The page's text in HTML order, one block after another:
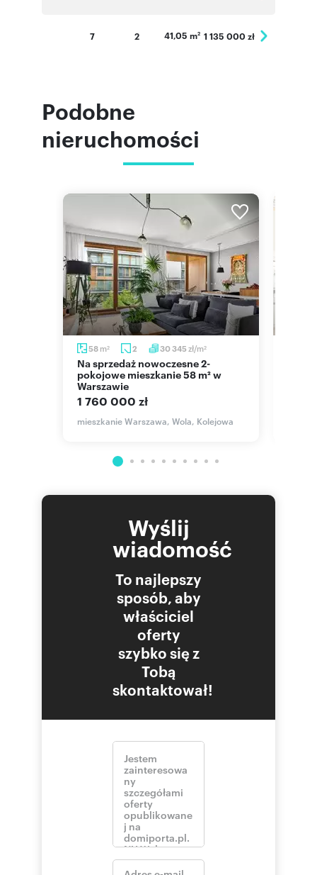
7 2 41,05 m2 1 135 000 zł
Podobne
nieruchomości
58 m2 2 30 345 zł/m2
Na sprzedaż nowoczesne 2-
pokojowe mieszkanie 58 m² w
Warszawie
1 760 000 zł
mieszkanie Warszawa, Wola, Kolejowa
Wyślij
wiadomość
To najlepszy
sposób, aby
właściciel
oferty
szybko się z
Tobą
skontaktował!